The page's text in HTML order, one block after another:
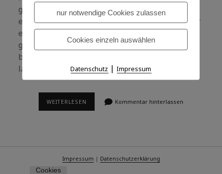
gestolpert:Bastian Benoa. Es war gerade sein
erstes Album erschienen; bei YouTube wurde mir
ein Video von ihm in den Stream gespielt. Sehr
gefühlvolle, christliche Popmusik. Ich war
begeistert und kaufte mir das Album. Seitdem
läuft es bei mir regelmäßig rauf und runter.
WEITERLESEN NIEMALS Kommentar hinterlassen
Impressum | Datenschutzerklärung
Cookies
nur notwendige Cookies zulassen
Cookies einzeln auswählen
Datenschutz |Impressum